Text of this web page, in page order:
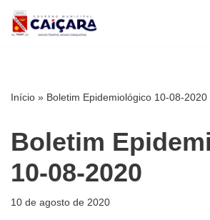
Pular
Início » Boletim Epidemiológico 10-08-2020
Boletim
10-08-2020
10 de agosto de 2020